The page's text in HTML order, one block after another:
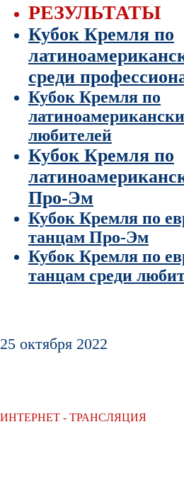
РЕЗУЛЬТАТЫ
Кубок Кремля по
среди
Кубок Кремля по
любителей
Кубок Кремля по
Про-Эм
Кубок Кремля по
танцам Про-Эм
Кубок Кремля по
танцам среди
25 октября 2022
ИНТЕРНЕТ - ТРАНСЛЯЦИЯ